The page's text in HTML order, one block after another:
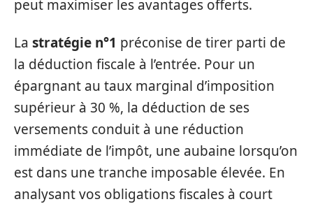
peut maximiser les avantages offerts.
La stratégie n°1 préconise de tirer parti de
la déduction fiscale à l’entrée. Pour un
épargnant au taux marginal d’imposition
supérieur à 30 %, la déduction de ses
versements conduit à une réduction
immédiate de l’impôt, une aubaine lorsqu’on
est dans une tranche imposable élevée. En
analysant vos obligations fiscales à court